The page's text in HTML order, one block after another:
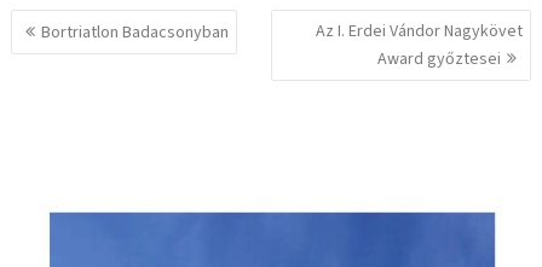
Bejegyzés
navigáció
Bortriatlon Badacsonyban
Az I. Erdei Vándor Nagykövet
Award győztesei